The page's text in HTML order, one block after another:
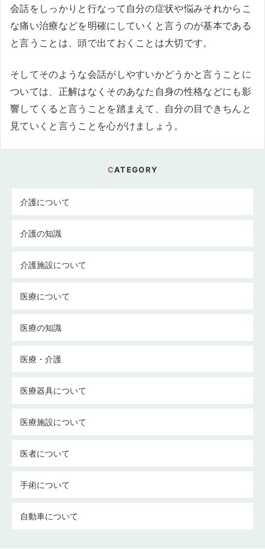
会話をしっかりと行なって自分の症状や悩みそれからこ
な痛い治療などを明確にしていくと言うのが基本である
と言うことは、頭で出ておくことは大切です。
そしてそのような会話がしやすいかどうかと言うことに
ついては、正解はなくそのあなた自身の性格などにも影
響してくると言うことを踏まえて、自分の目できちんと
見ていくと言うことを心がけましょう。
CATEGORY
介護について
介護の知識
介護施設について
医療について
医療の知識
医療・介護
医療器具について
医療施設について
医者について
手術について
自動車について